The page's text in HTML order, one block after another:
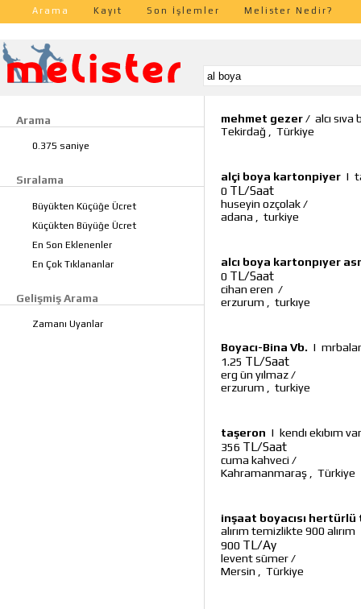
Arama Kayıt Son İşlemler Melister Nedir?
Arama
0.375 saniye
Sıralama
Büyükten Küçüğe Ücret
Küçükten Büyüğe Ücret
En Son Eklenenler
En Çok Tıklananlar
Gelişmiş Arama
Zamanı Uyanlar
mehmet gezer/ alcı sıva
Tekirdağ
Türkiye
alçi boya kartonpiyer |
0 TL/Saat
huseyin ozçolak/
adana
turkiye
alcı boya kartonpıyer
0 TL/Saat
cihan eren /
erzurum
turkıye
Boyacı-Bina Vb. |
1.25 TL/Saat
erg ün yılmaz/
erzurum
turkiye
taşeron | kendı ekıbım
356 TL/Saat
cuma kahveci /
Kahramanmaraş
Türkiye
inşaat boyacısı hertürlü
alırım temizlikte 900 alırım
900 TL/Ay
levent sümer/
Mersin
Türkiye